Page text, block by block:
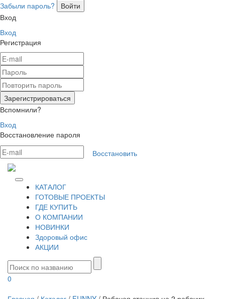
Забыли пароль?
Вход
Вход
Регистрация
Вспомнили?
Вход
Восстановление пароля
Восстановить
КАТАЛОГ
ГОТОВЫЕ ПРОЕКТЫ
ГДЕ КУПИТЬ
О КОМПАНИИ
НОВИНКИ
Здоровый офис
АКЦИИ
0